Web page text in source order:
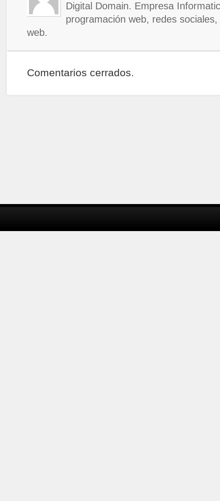
Digital Domain. Empresa
programación web, redes
web.
Comentarios cerrados.